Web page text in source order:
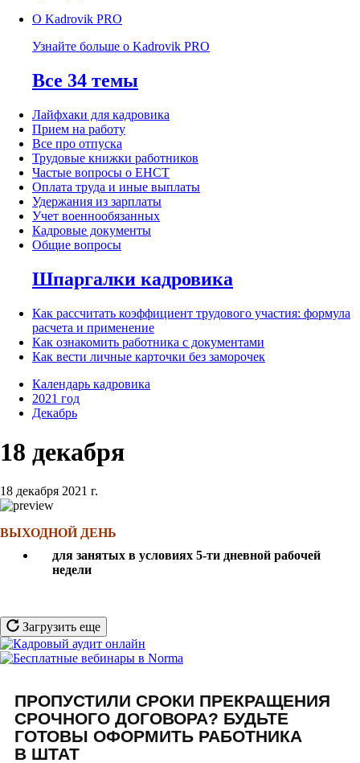
О Kadrovik PRO
Узнайте больше о Kadrovik PRO
Все 34 темы
Лайфхаки для кадровика
Прием на работу
Все про отпуска
Трудовые книжки работников
Частые вопросы о ЕНСТ
Оплата труда и иные выплаты
Удержания из зарплаты
Учет военнообязанных
Кадровые документы
Общие вопросы
Шпаргалки кадровика
Как рассчитать коэффициент трудового участия: формула
расчета и применение
Как ознакомить работника с документами
Как вести личные карточки без заморочек
Календарь кадровика
2021 год
Декабрь
18 декабря
18 декабря 2021 г.
ВЫХОДНОЙ ДЕНЬ
для занятых в условиях 5-ти дневной рабочей
недели
Загрузить еще
ПРОПУСТИЛИ СРОКИ ПРЕКРАЩЕНИЯ
СРОЧНОГО ДОГОВОРА? БУДЬТЕ
ГОТОВЫ ОФОРМИТЬ РАБОТНИКА
В ШТАТ